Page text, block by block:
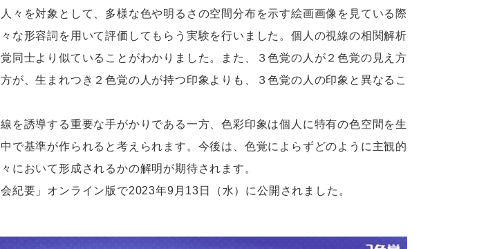
々を対象として、多様な色や明るさの空間分布を示す絵画画像を見ている際
な形容詞を用いて評価してもらう実験を行いました。個人の視線の相関解析
同士より似ていることがわかりました。また、３色覚の人が２色覚の見え方
が、生まれつき２色覚の人が持つ印象よりも、３色覚の人の印象と異なるこ
を誘導する重要な手がかりである一方、色彩印象は個人に特有の色空間を生
で基準が作られると考えられます。今後は、色覚によらずどのように主観的
において形成されるかの解明が期待されます。
紀要」オンライン版で2023年9月13日（水）に公開されました。